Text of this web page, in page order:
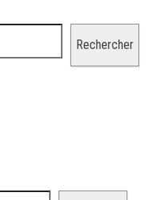
Rechercher